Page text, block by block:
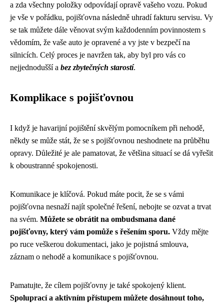
a zda všechny položky odpovídají opravě vašeho vozu. Pokud
je vše v pořádku, pojišťovna následně uhradí fakturu servisu. Vy
se tak můžete dále věnovat svým každodenním povinnostem s
vědomím, že vaše auto je opravené a vy jste v bezpečí na
silnicích. Celý proces je navržen tak, aby byl pro vás co
nejjednodušší a bez zbytečných starostí.
Komplikace s pojišťovnou
I když je havarijní pojištění skvělým pomocníkem při nehodě,
někdy se může stát, že se s pojišťovnou neshodnete na průběhu
opravy. Důležité je ale pamatovat, že většina situací se dá vyřešit
k oboustranné spokojenosti.
Komunikace je klíčová. Pokud máte pocit, že se s vámi
pojišťovna nesnaží najít společné řešení, nebojte se ozvat a trvat
na svém. Můžete se obrátit na ombudsmana dané
pojišťovny, který vám pomůže s řešením sporu. Vždy mějte
po ruce veškerou dokumentaci, jako je pojistná smlouva,
záznam o nehodě a komunikace s pojišťovnou.
Pamatujte, že cílem pojišťovny je také spokojený klient.
Spoluprací a aktivním přístupem můžete dosáhnout toho,